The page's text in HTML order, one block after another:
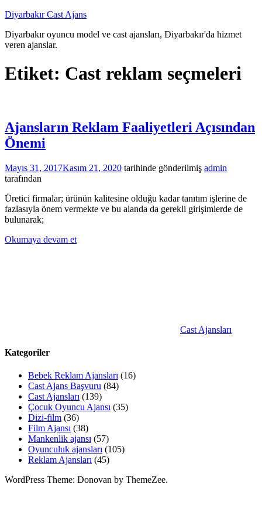
İçeriğe
Diyarbakır Cast Ajans
Diyarbakır oyuncu model ve cast ajansları, Diyarbakır'da hizmet
veren ajanslar.
Etiket: Cast reklam seçmeleri
Ajansların Reklam Faaliyetleri Açısından
Önemi
Mayıs 31, 2017Kasım 21, 2020 tarihinde gönderilmiş admin
tarafından
Üretici firmalar; ürünün kalitesine olduğu kadar tanıtım işlerine de
fazlasıyla önem vermekte ve bu alanda da gerekli girişimlerde de
bulunarak;
Okumaya devam et
Cast Ajansları
Kategoriler
Bebek Reklam Ajansları (16)
Cast Ajans Başvuru (84)
Cast Ajansları (139)
Çocuk Oyuncu Ajansı (35)
Dizi-film (36)
Film Ajansı (38)
Mankenlik ajansı (57)
Oyunculuk ajansları (105)
Reklam Ajansları (45)
WordPress Theme: Donovan by ThemeZee.